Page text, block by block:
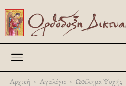
Αρχική Αγιολόγιο Ωφέλημα Ψυχής